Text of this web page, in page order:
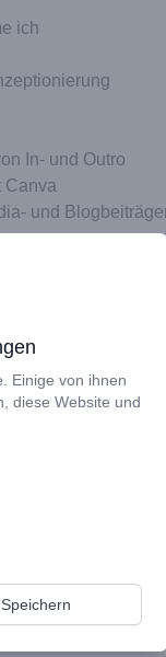
ich
In- und Outro
Canva
und
und Instagram
Onlinekurs
Launch
Angebot.
Einige von ihnen
diese Website und
Speichern